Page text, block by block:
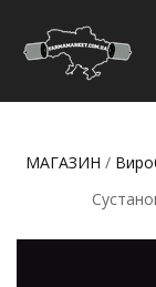
МАГАЗИН /